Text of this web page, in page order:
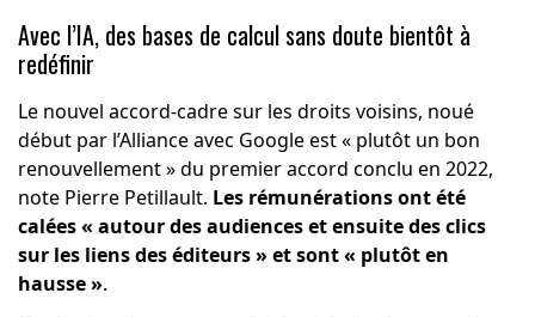
Avec l’IA, des bases de calcul sans doute bientôt à
redéfinir
Le nouvel accord-cadre sur les droits voisins, noué
début par l’Alliance avec Google est « plutôt un bon
renouvellement » du premier accord conclu en 2022,
note Pierre Petillault. Les rémunérations ont été
calées « autour des audiences et ensuite des clics
sur les liens des éditeurs » et sont « plutôt en
hausse ».